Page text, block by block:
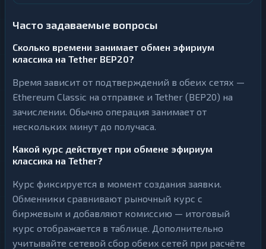
Часто задаваемые вопросы
Сколько времени занимает обмен эфириум
классика на Tether BEP20?
Время зависит от подтверждений в обеих сетях —
Ethereum Classic на отправке и Tether (BEP20) на
зачислении. Обычно операция занимает от
нескольких минут до получаса.
Какой курс действует при обмене эфириум
классика на Tether?
Курс фиксируется в момент создания заявки.
Обменники сравнивают рыночный курс с
биржевым и добавляют комиссию — итоговый
курс отображается в таблице. Дополнительно
учитывайте сетевой сбор обеих сетей при расчёте